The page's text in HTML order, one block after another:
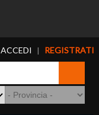
ACCEDI | REGISTRATI